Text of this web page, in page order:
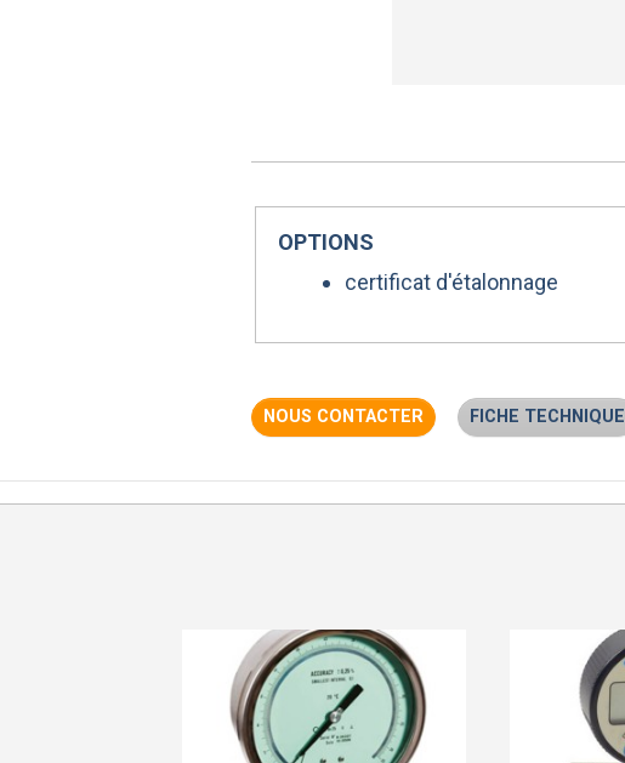
OPTIONS
certificat d'étalonnage
NOUS CONTACTER FICHE TECHNIQUE